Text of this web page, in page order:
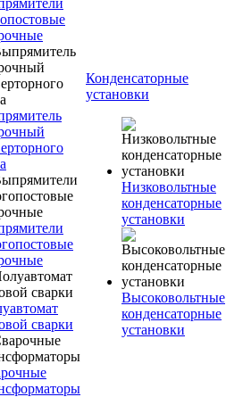
сварки
Конденсаторные
установки
Низковольтные
конденсаторные
установки
Высоковольтные
конденсаторные
установки